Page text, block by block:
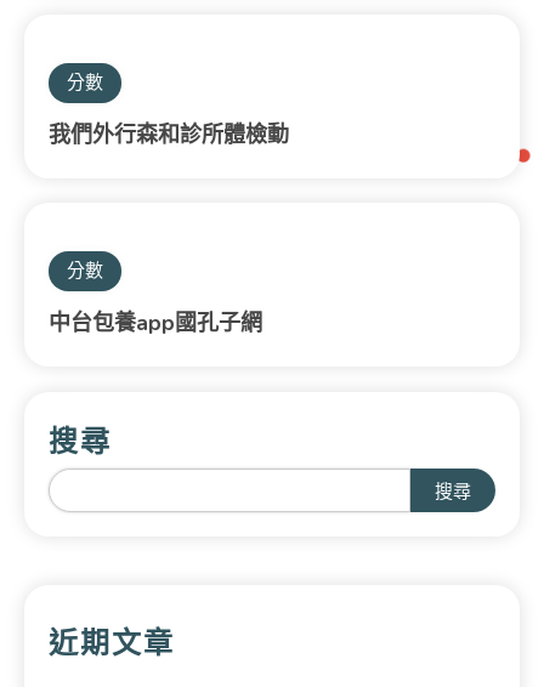
分數
我們外行森和診所體檢動
分數
中台包養app國孔子網
搜尋
搜尋
近期文章